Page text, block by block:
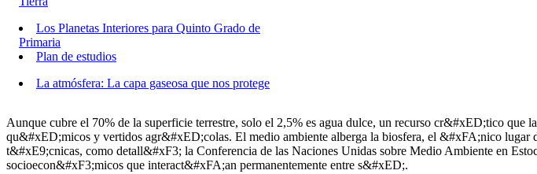
Los Planetas Interiores para Quinto Grado de
Primaria
Plan de estudios
La atmósfera: La capa gaseosa que nos protege
Aunque cubre el 70% de la superficie terrestre, solo el 2,5% es agua dulce, un recurso cr&#xED;tico
qu&#xED;micos y vertidos agr&#xED;colas. El medio ambiente alberga la biosfera, el &#xFA;nico
t&#xE9;cnicas, como detall&#xF3; la Conferencia de las Naciones Unidas sobre Medio Ambiente en
socioecon&#xF3;micos que interact&#xFA;an permanentemente entre s&#xED;.